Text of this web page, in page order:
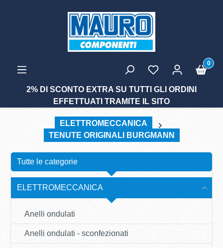
0
2% DI SCONTO EXTRA SU TUTTI GLI ORDINI
EFFETTUATI TRAMITE IL SITO
ELETTROMECCANICA
TENUTE ORIGINALI BURGMANN
Tutte le categorie
ELETTROMECCANICA
Anelli ondulati
Anelli ondulati - sconfezionati